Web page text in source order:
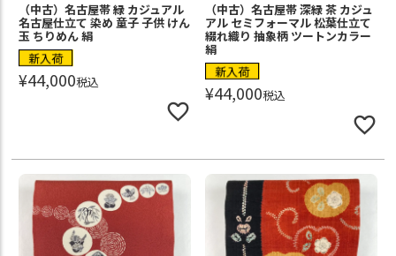
（中古）名古屋帯 緑 カジュアル
名古屋仕立て 染め 童子 子供 けん
玉 ちりめん 絹
新入荷
¥44,000税込
（中古）名古屋帯 深緑 茶 カジュ
アル セミフォーマル 松葉仕立て
綴れ織り 抽象柄 ツートンカラー
絹
新入荷
¥44,000税込